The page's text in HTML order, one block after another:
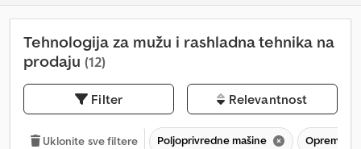
Tehnologija za mužu i rashladna tehnika na
prodaju (12)
Filter Relevantnost
Uklonite sve filtere Poljoprivredne mašine Oprema